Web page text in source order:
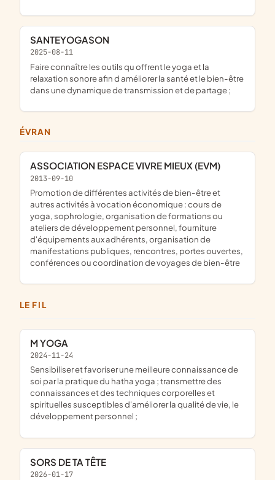
SANTEYOGASON
2025-08-11
faire connaître les outils qu offrent le yoga et la
relaxation sonore afin d améliorer la santé et le bien-être
dans une dynamique de transmission et de partage ;
ÉVRAN
ASSOCIATION ESPACE VIVRE MIEUX (EVM)
2013-09-10
promotion de différentes activités de bien-être et
autres activités à vocation économique : cours de
yoga, sophrologie, organisation de formations ou
ateliers de développement personnel, fourniture
d'équipements aux adhérents, organisation de
manifestations publiques, rencontres, portes ouvertes,
conférences ou coordination de voyages de bien-être
LE FIL
M YOGA
2024-11-24
sensibiliser et favoriser une meilleure connaissance de
soi par la pratique du hatha yoga ; transmettre des
connaissances et des techniques corporelles et
spirituelles susceptibles d'améliorer la qualité de vie, le
développement personnel ;
SORS DE TA TÊTE
2026-01-17